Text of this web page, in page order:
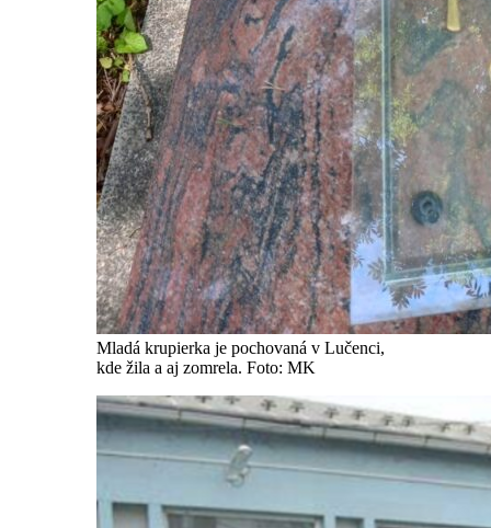
Mladá krupierka je pochovaná v Lučenci,
kde žila a aj zomrela. Foto: MK